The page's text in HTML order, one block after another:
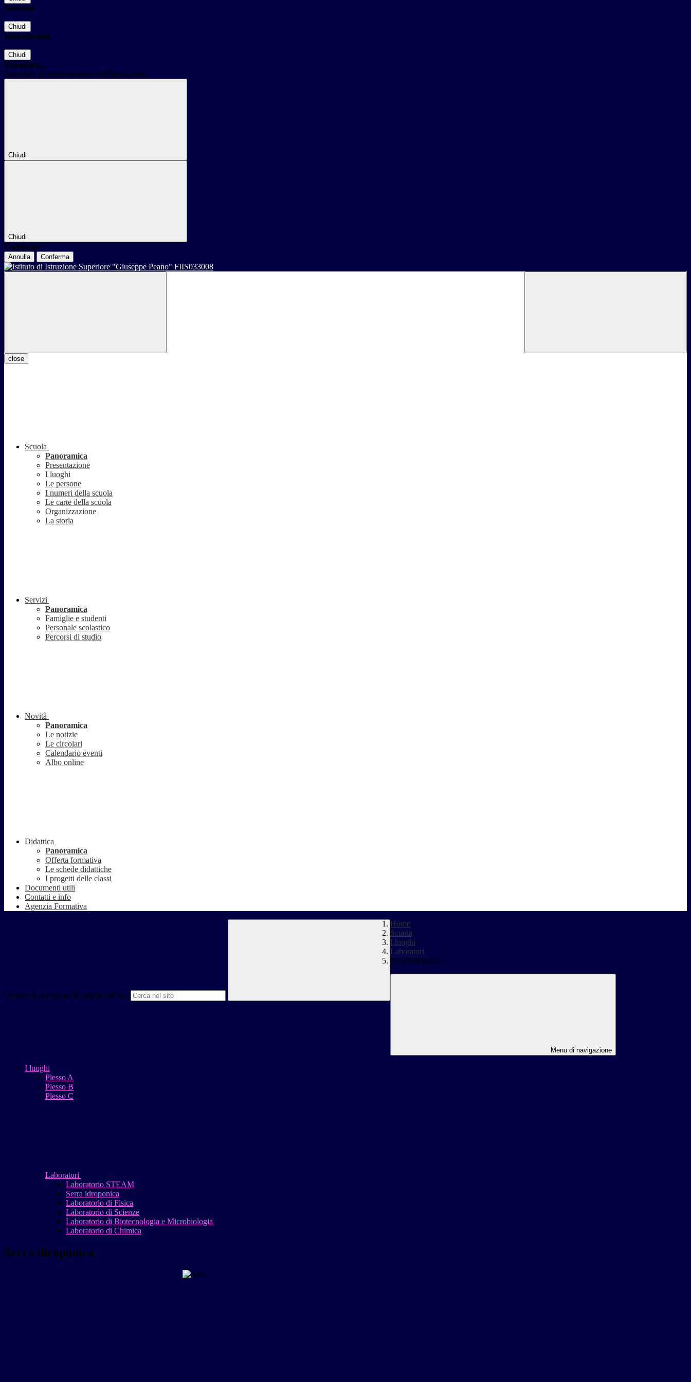
Successo
Chiudi
Informazione
Chiudi
Attendere...
Attendere il completamento dell'operazione...
Chiudi
Chiudi
Conferma
Annulla Conferma
close
Scuola
Panoramica
Presentazione
I luoghi
Le persone
I numeri della scuola
Le carte della scuola
Organizzazione
La storia
Servizi
Panoramica
Famiglie e studenti
Personale scolastico
Percorsi di studio
Novità
Panoramica
Le notizie
Le circolari
Calendario eventi
Albo online
Didattica
Panoramica
Offerta formativa
Le schede didattiche
I progetti delle classi
Documenti utili
Contatti e info
Agenzia Formativa
Campo di ricerca per le pagine del sito
Home >
Scuola >
I luoghi >
Laboratori >
Serra idroponica
Menu di navigazione
I luoghi
Plesso A
Plesso B
Plesso C
Laboratori
Laboratorio STEAM
Serra idroponica
Laboratorio di Fisica
Laboratorio di Scienze
Laboratorio di Biotecnologia e Microbiologia
Laboratorio di Chimica
Serra idroponica